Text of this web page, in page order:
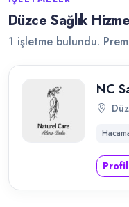
Düzce Sağlık
1 işletme bulundu.
NC